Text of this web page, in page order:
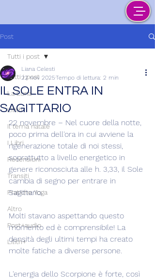
Post
Tutti i post
La Luna
Lilith
Il tema natale
I Libri
Recensioni
Transiti
Pratiche Yoga
Altro
Post+audio
Lilith+
Tutti i post
IL SOLE ENTRA IN
SAGITTARIO
Liana Celesti
22 nov 2025Tempo di lettura: 2 min
22 novembre – Nel cuore della notte,
poco prima dell'ora in cui avviene la
rigenerazione totale di noi stessi,
soprattutto a livello energetico in
genere riconosciuta alle h. 3,33, il Sole
cambia di segno per entrare in
Sagittario.
Molti stavano aspettando questo
momento ed è comprensibile! La
densità degli ultimi tempi ha creato
molte fatiche a diverse persone.
L'energia dello Scorpione è forte, così